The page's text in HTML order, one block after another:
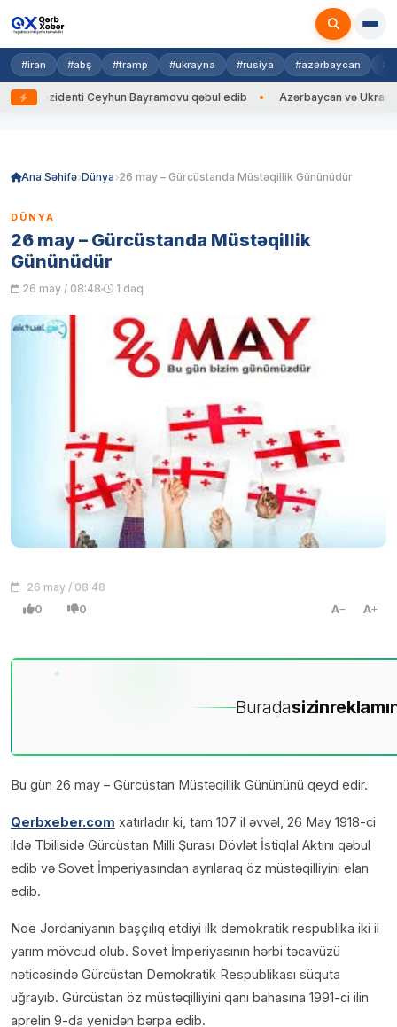
#iran #abş #tramp #ukrayna #rusiya #azərbaycan
Ceyhun Bayramovu qəbul edib Azərbaycan və Ukrayna XİN
Ana Səhifə Dünya 26 may – Gürcüstanda Müstəqillik Gününüdür
DÜNYA
26 may – Gürcüstanda Müstəqillik
Gününüdür
26 may / 08:48 1 dəq
26 may / 08:48
0 0 A A
Buradasizin
Bu gün 26 may – Gürcüstan Müstəqillik Günününü qeyd edir.
Qerbxeber.com xatırladır ki, tam 107 il əvvəl, 26 May 1918-ci
ildə Tbilisidə Gürcüstan Milli Şurası Dövlət İstiqlal Aktını qəbul
edib və Sovet İmperiyasından ayrılaraq öz müstəqilliyini elan
edib.
Noe Jordaniyanın başçılıq etdiyi ilk demokratik respublika iki il
yarım mövcud olub. Sovet İmperiyasının hərbi təcavüzü
nəticəsində Gürcüstan Demokratik Respublikası süquta
uğrayıb. Gürcüstan öz müstəqilliyini qanı bahasına 1991-ci ilin
aprelin 9-da yenidən bərpa edib.